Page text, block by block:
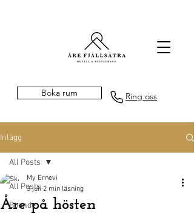
Boka rum Ring oss
Inlägg
All Posts
Boende
All Posts
Åre på hösten
My Ernevi
3 juli 2 min läsning